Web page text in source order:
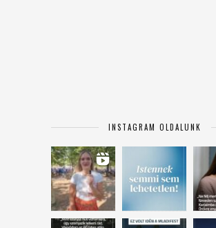
INSTAGRAM OLDALUNK